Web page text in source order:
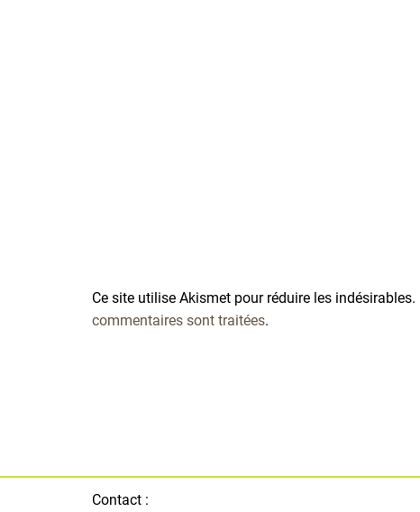
Ce site utilise Akismet pour réduire les indésirables.
commentaires sont traitées.
Contact :